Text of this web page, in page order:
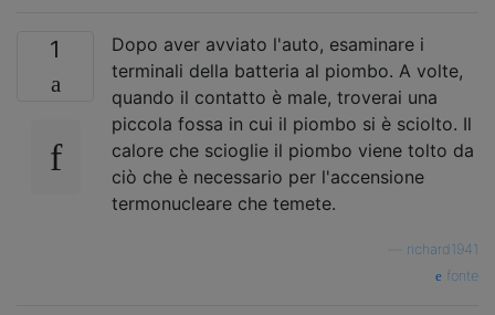
1
Dopo aver avviato l'auto, esaminare i
terminali della batteria al piombo. A volte,
quando il contatto è male, troverai una
piccola fossa in cui il piombo si è sciolto. Il
calore che scioglie il piombo viene tolto da
ciò che è necessario per l'accensione
termonucleare che temete.
richard1941
fonte